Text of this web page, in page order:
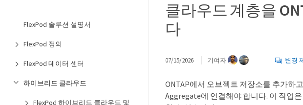
FlexPod 솔루션 설명서
FlexPod 정의
FlexPod 데이터 센터
하이브리드 클라우드
FlexPod 하이브리드 클라우드 및
클라우드 계층을
다
07/15/2026 기여자 변경
ONTAP에서 오브젝트 저장소를 추가하
Aggregate에 연결해야 합니다. 이 작업